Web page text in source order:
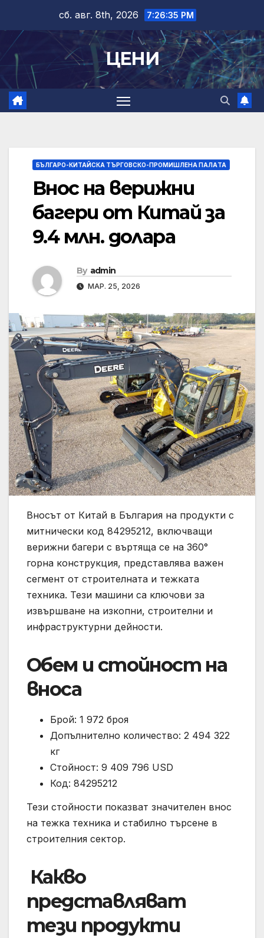
content
сб. авг. 8th, 2026 7:26:36 PM
ЦЕНИ
БЪЛГАРО-КИТАЙСКА ТЪРГОВСКО-ПРОМИШЛЕНА ПАЛAТА
Внос на верижни
багери от Китай за
9.4 млн. долара
By admin
МАР. 25, 2026
Вносът от Китай в България на продукти с
митнически код 84295212, включващи
верижни багери с въртяща се на 360°
горна конструкция, представлява важен
сегмент от строителната и тежката
техника. Тези машини са ключови за
извършване на изкопни, строителни и
инфраструктурни дейности.
Обем и стойност на
вноса
Брой: 1 972 броя
Допълнително количество: 2 494 322
кг
Стойност: 9 409 796 USD
Код: 84295212
Тези стойности показват значителен внос
на тежка техника и стабилно търсене в
строителния сектор.
️ Какво
представляват
тези продукти